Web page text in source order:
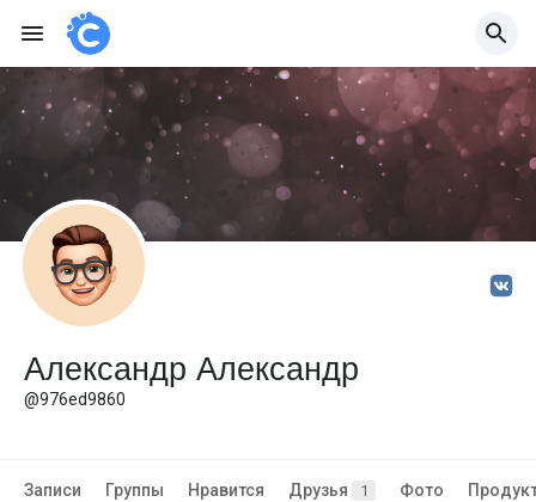
Александр Александр
@976ed9860
Записи Группы Нравится Друзья 1 Фото